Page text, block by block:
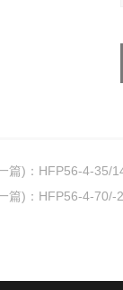
篇) ： HFP56-4-35/
篇) ： HFP56-4-70/-